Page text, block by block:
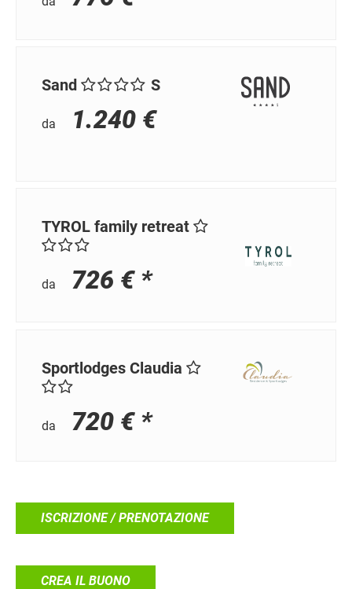
Sand S
da 1.240 €
TYROL family retreat
da 726 € *
Sportlodges Claudia
da 720 € *
ISCRIZIONE / PRENOTAZIONE
CREA IL BUONO